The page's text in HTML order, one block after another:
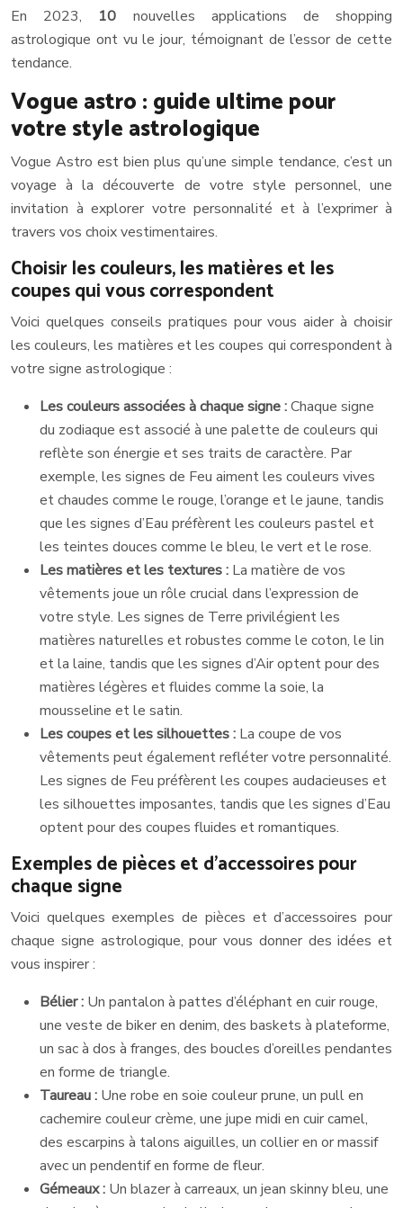
En 2023, 10 nouvelles applications de shopping
astrologique ont vu le jour, témoignant de l’essor de cette
tendance.
Vogue astro : guide ultime pour
votre style astrologique
Vogue Astro est bien plus qu’une simple tendance, c’est un
voyage à la découverte de votre style personnel, une
invitation à explorer votre personnalité et à l’exprimer à
travers vos choix vestimentaires.
Choisir les couleurs, les matières et les
coupes qui vous correspondent
Voici quelques conseils pratiques pour vous aider à choisir
les couleurs, les matières et les coupes qui correspondent à
votre signe astrologique :
Les couleurs associées à chaque signe :Chaque signe
du zodiaque est associé à une palette de couleurs qui
reflète son énergie et ses traits de caractère. Par
exemple, les signes de Feu aiment les couleurs vives
et chaudes comme le rouge, l’orange et le jaune, tandis
que les signes d’Eau préfèrent les couleurs pastel et
les teintes douces comme le bleu, le vert et le rose.
Les matières et les textures : La matière de vos
vêtements joue un rôle crucial dans l’expression de
votre style. Les signes de Terre privilégient les
matières naturelles et robustes comme le coton, le lin
et la laine, tandis que les signes d’Air optent pour des
matières légères et fluides comme la soie, la
mousseline et le satin.
Les coupes et les silhouettes : La coupe de vos
vêtements peut également refléter votre personnalité.
Les signes de Feu préfèrent les coupes audacieuses et
les silhouettes imposantes, tandis que les signes d’Eau
optent pour des coupes fluides et romantiques.
Exemples de pièces et d’accessoires pour
chaque signe
Voici quelques exemples de pièces et d’accessoires pour
chaque signe astrologique, pour vous donner des idées et
vous inspirer :
Bélier : Un pantalon à pattes d’éléphant en cuir rouge,
une veste de biker en denim, des baskets à plateforme,
un sac à dos à franges, des boucles d’oreilles pendantes
en forme de triangle.
Taureau : Une robe en soie couleur prune, un pull en
cachemire couleur crème, une jupe midi en cuir camel,
des escarpins à talons aiguilles, un collier en or massif
avec un pendentif en forme de fleur.
Gémeaux : Un blazer à carreaux, un jean skinny bleu, une